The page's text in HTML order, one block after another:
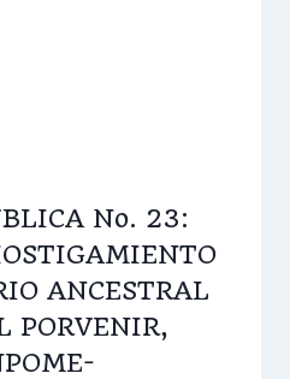
No. 23:
ANCESTRAL
PORVENIR,